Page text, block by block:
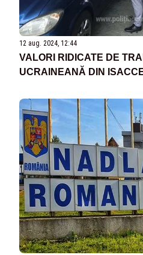
12 aug. 2024, 12:44
VALORI RIDICATE DE
UCRAINEANĂ DIN